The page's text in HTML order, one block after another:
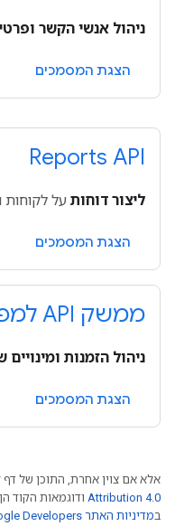
ניהול אנשי הקשר
הצגת המסמכים
Reports API
ליצור דוחות על לקוחות
הצגת המסמכים
ממשק API למפיצים
ניהול הזמנות
הצגת המסמכים
אלא אם צוין אחרת, התוכן של דף
Attribution 4.0 ודוגמאות הקוד
במדיניות האתר Google Developers‏